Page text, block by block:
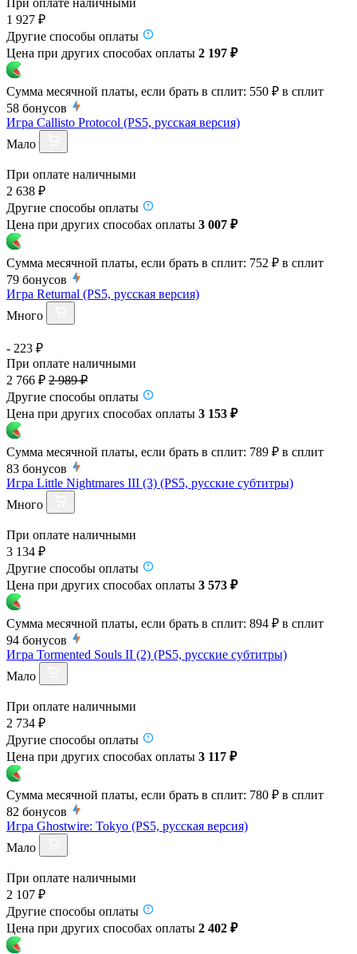
1 927 ₽
Другие способы оплаты
Цена при других способах оплаты 2 197 ₽
Сумма месячной платы, если брать в сплит: 550 ₽ в сплит
58 бонусов
Игра Callisto Protocol (PS5, русская версия)
Мало
При оплате наличными
2 638 ₽
Другие способы оплаты
Цена при других способах оплаты 3 007 ₽
Сумма месячной платы, если брать в сплит: 752 ₽ в сплит
79 бонусов
Игра Returnal (PS5, русская версия)
Много
- 223 ₽
При оплате наличными
2 766 ₽ 2 989 ₽
Другие способы оплаты
Цена при других способах оплаты 3 153 ₽
Сумма месячной платы, если брать в сплит: 789 ₽ в сплит
83 бонусов
Игра Little Nightmares III (3) (PS5, русские субтитры)
Много
При оплате наличными
3 134 ₽
Другие способы оплаты
Цена при других способах оплаты 3 573 ₽
Сумма месячной платы, если брать в сплит: 894 ₽ в сплит
94 бонусов
Игра Tormented Souls II (2) (PS5, русские субтитры)
Мало
При оплате наличными
2 734 ₽
Другие способы оплаты
Цена при других способах оплаты 3 117 ₽
Сумма месячной платы, если брать в сплит: 780 ₽ в сплит
82 бонусов
Игра Ghostwire: Tokyo (PS5, русская версия)
Мало
При оплате наличными
2 107 ₽
Другие способы оплаты
Цена при других способах оплаты 2 402 ₽